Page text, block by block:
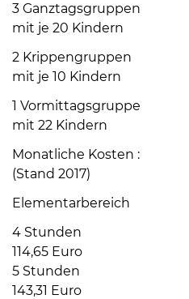
Uhr
Do
Uhr
und
14
3 Ganztagsgruppen
mit je 20 Kindern
2 Krippengruppen
mit je 10 Kindern
1 Vormittagsgruppe
mit 22 Kindern
Monatliche Kosten :
(Stand 2017)
Elementarbereich
4 Stunden
114,65 Euro
5 Stunden
143,31 Euro